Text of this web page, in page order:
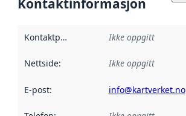
Kontaktinformasjon
Kontaktpunkt Ikke oppgitt
Nettside: Ikke oppgitt
E-post: info@kartverket.no